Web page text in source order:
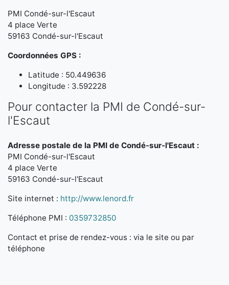
PMI Condé-sur-l'Escaut
4 place Verte
59163 Condé-sur-l'Escaut
Coordonnées GPS :
Latitude : 50.449636
Longitude : 3.592228
Pour contacter la PMI de Condé-sur-
l'Escaut
Adresse postale de la PMI de Condé-sur-l'Escaut :
PMI Condé-sur-l'Escaut
4 place Verte
59163 Condé-sur-l'Escaut
Site internet : http://www.lenord.fr
Téléphone PMI : 0359732850
Contact et prise de rendez-vous : via le site ou par
téléphone